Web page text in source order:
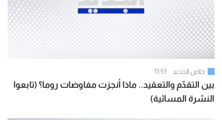
خاص الجديد 11:51
بين التقدّم والتعقيد.. ماذا أنجزت مفاوضات روما؟ (تابعوا
النشرة المسائية)